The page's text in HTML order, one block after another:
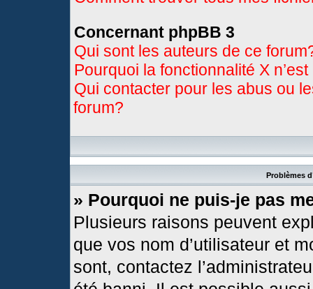
Concernant phpBB 3
Qui sont les auteurs de ce
Pourquoi la fonctionnalité X
Qui contacter pour les abus ou
forum?
Problèmes
» Pourquoi ne puis-je pas
Plusieurs raisons peuvent
que vos nom d’utilisateur et
sont, contactez